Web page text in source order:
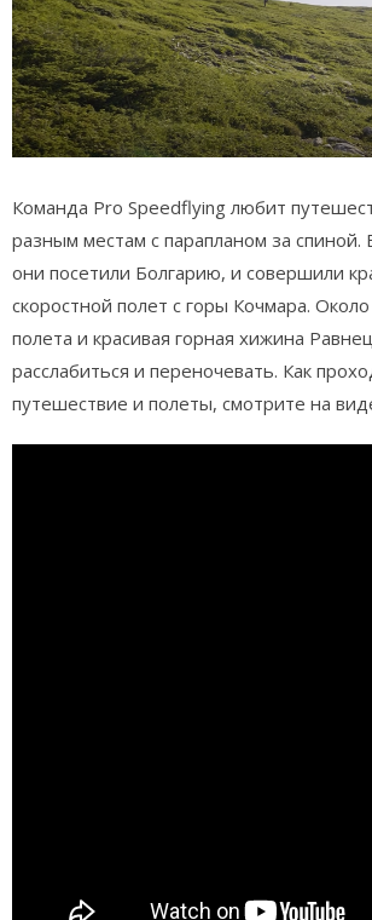
Команда Pro Speedflying любит
разным местам с парапланом за спиной.
они посетили Болгарию, и совершили
скоростной полет с горы Кочмара.
полета и красивая горная хижина
расслабиться и переночевать. Как
путешествие и полеты, смотрите на